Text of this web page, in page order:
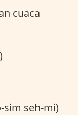
cuaca
seh-mi)